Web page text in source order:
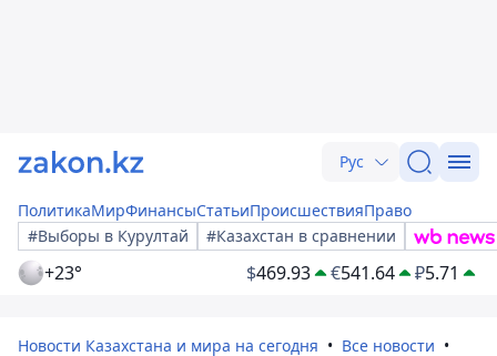
Рус
ПолитикаМирФинансыСтатьиПроисшествияПраво
#Выборы в Курултай
#Казахстан в сравнении
+23° $469.93 €541.64 ₽5.71
Новости Казахстана и мира на сегодня
Все новости